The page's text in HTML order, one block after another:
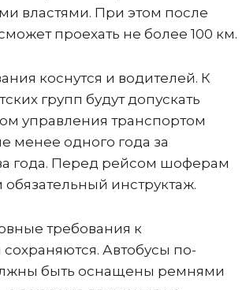
властями. При этом после
проехать не более 100 км.
коснутся и водителей. К
групп будут допускать
управления транспортом
менее одного года за
года. Перед рейсом шоферам
инструктаж.
требования к
Автобусы по-
быть оснащены ремнями